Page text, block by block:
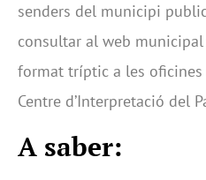
senders del municipi
consultar al web municipal
format tríptic a les oficines
Centre d’Interpretació del
A saber: